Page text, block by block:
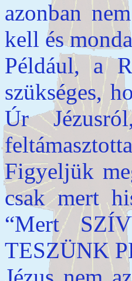
azonban
kell és
Például, a
szükséges,
Úr
Figyeljük
csak mert
“Mert
TESZÜNK